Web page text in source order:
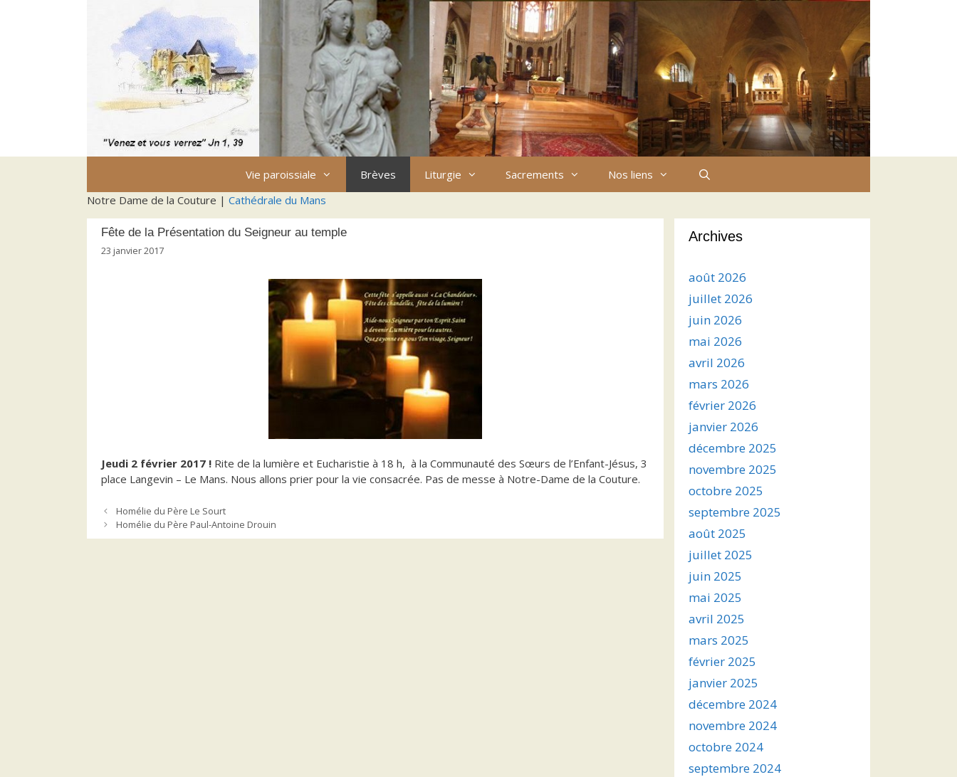
Vie paroissiale Brèves Liturgie Sacrements
Nos liens
Notre Dame de la Couture | Cathédrale du Mans
Fête de la Présentation du Seigneur au temple
23 janvier 2017
Jeudi 2 février 2017 ! Rite de la lumière et Eucharistie à 18 h, à la Communauté des Sœurs de l’Enfant-Jésus, 3
place Langevin – Le Mans. Nous allons prier pour la vie consacrée. Pas de messe à Notre-Dame de la Couture.
Homélie du Père Le Sourt
Homélie du Père Paul-Antoine Drouin
Archives
août 2026
juillet 2026
juin 2026
mai 2026
avril 2026
mars 2026
février 2026
janvier 2026
décembre 2025
novembre 2025
octobre 2025
septembre 2025
août 2025
juillet 2025
juin 2025
mai 2025
avril 2025
mars 2025
février 2025
janvier 2025
décembre 2024
novembre 2024
octobre 2024
septembre 2024